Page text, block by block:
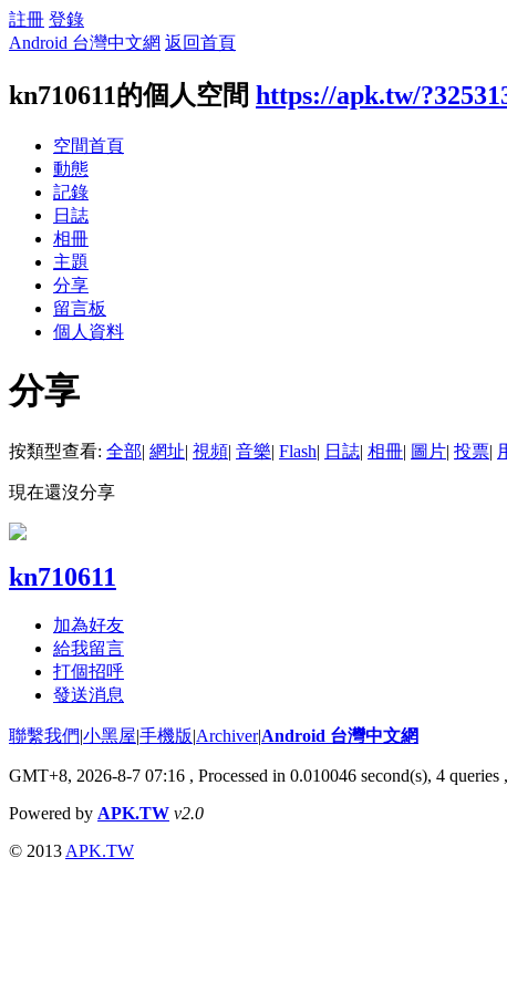
註冊 登錄
Android 台灣中文網 返回首頁
kn710611的個人空間 https://apk.tw/
空間首頁
動態
記錄
日誌
相冊
主題
分享
留言板
個人資料
分享
按類型查看: 全部| 網址| 視頻| 音樂| Flash| 日誌| 相冊| 圖片| 投票|
現在還沒分享
kn710611
加為好友
給我留言
打個招呼
發送消息
聯繫我們|小黑屋|手機版|Archiver|Android 台灣中文網
GMT+8, 2026-8-7 07:16 , Processed in 0.010046 second(s), 4
Powered by APK.TW v2.0
© 2013 APK.TW